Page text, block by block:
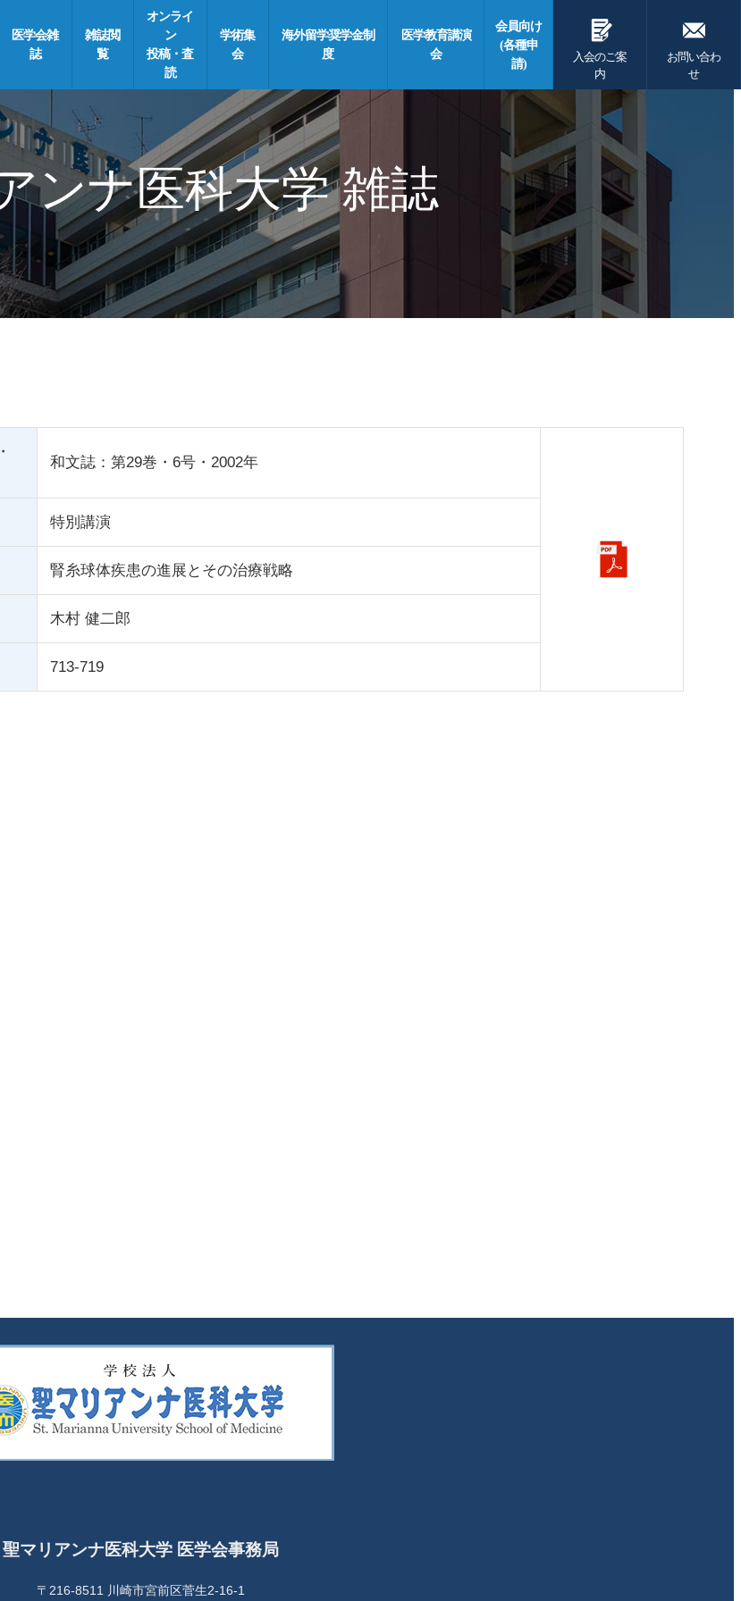
医学会雑
誌
雑誌閲
覧
オンライ
ン
投稿・査
読
学術集
会
海外留学奨学金制
度
医学教育講演
会
会員向け
(各種申
請)
G
入会のご案
内
F
お問い合わ
せ
ンナ医科大学 雑誌
和文誌：第29巻・6号・2002年
特別講演
腎糸球体疾患の進展とその治療戦略
木村 健二郎
713-719
聖マリアンナ医科大学 医学会事務局
〒216-8511 川崎市宮前区菅生2-16-1